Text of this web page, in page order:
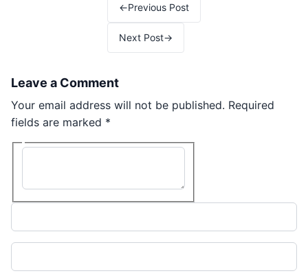
←Previous Post
Next Post→
Leave a Comment
Your email address will not be published. Required
fields are marked *